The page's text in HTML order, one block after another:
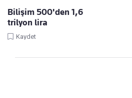
Bilişim 500'den 1,6
trilyon lira
Kaydet